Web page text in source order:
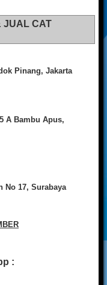
JUAL CAT
Pinang, Jakarta
A Bambu Apus,
No 17, Surabaya
: